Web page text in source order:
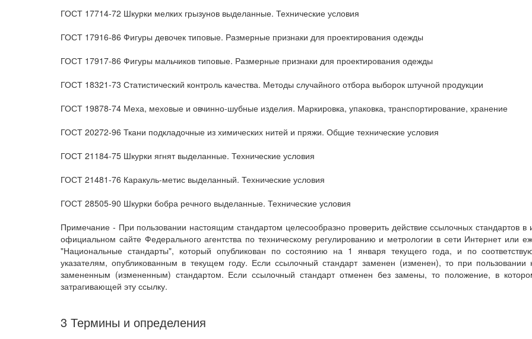
ГОСТ 17714-72 Шкурки мелких грызунов выделанные. Технические условия
ГОСТ 17916-86 Фигуры девочек типовые. Размерные признаки для проектирования одежды
ГОСТ 17917-86 Фигуры мальчиков типовые. Размерные признаки для проектирования одежды
ГОСТ 18321-73 Статистический контроль качества. Методы случайного отбора выборок штучной продукции
ГОСТ 19878-74 Меха, меховые и овчинно-шубные изделия. Маркировка, упаковка, транспортирование, хранение
ГОСТ 20272-96 Ткани подкладочные из химических нитей и пряжи. Общие технические условия
ГОСТ 21184-75 Шкурки ягнят выделанные. Технические условия
ГОСТ 21481-76 Каракуль-метис выделанный. Технические условия
ГОСТ 28505-90 Шкурки бобра речного выделанные. Технические условия
Примечание - При пользовании настоящим стандартом целесообразно проверить действие ссылочных стандартов
официальном сайте Федерального агентства по техническому регулированию и метрологии в сети Интернет или
"Национальные стандарты", который опубликован по состоянию на 1 января текущего года, и по
указателям, опубликованным в текущем году. Если ссылочный стандарт заменен (изменен), то при пользовании
замененным (измененным) стандартом. Если ссылочный стандарт отменен без замены, то положение, в
затрагивающей эту ссылку.
3 Термины и определения